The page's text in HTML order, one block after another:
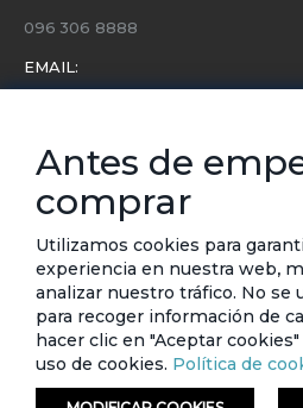
096 306 8888
EMAIL:
Conoce toda la información sobre
eventos y ofertas.
Subscríbete a nuestro newsletter
Antes de
comprar
Utilizamos cookies para
experiencia en nuestra web,
analizar nuestro tráfico. No se
para recoger información de
hacer clic en "Aceptar
uso de cookies. Política de